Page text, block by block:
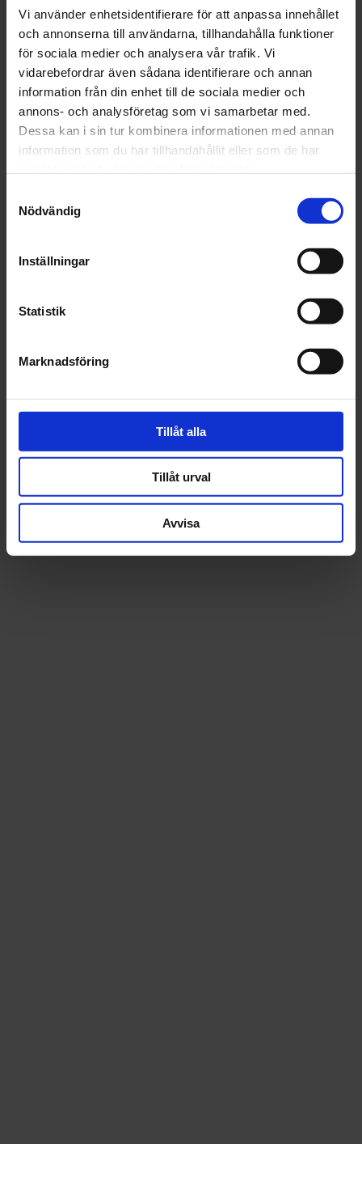
Vi använder enhetsidentifierare för att anpassa innehållet
och annonserna till användarna, tillhandahålla funktioner
för sociala medier och analysera vår trafik. Vi
vidarebefordrar även sådana identifierare och annan
information från din enhet till de sociala medier och
annons- och analysföretag som vi samarbetar med.
Dessa kan i sin tur kombinera informationen med annan
information som du har tillhandahållit eller som de har
Nödvändig
Inställningar
Statistik
Marknadsföring
Tillåt alla
Tillåt urval
Avvisa
Artikelnr: SM2680065
Finns i lager
Inkl. moms: 323 kr
Lägg i varukorgen
Leverans inom 1-5 dagar
Recensioner